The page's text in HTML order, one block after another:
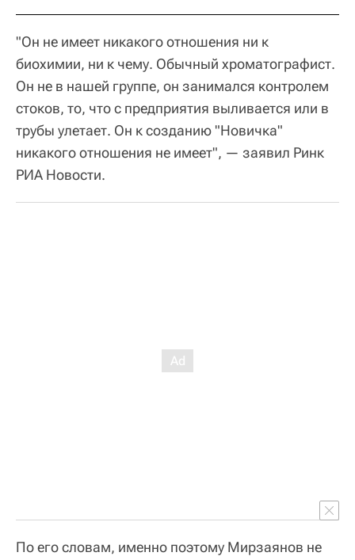
"Он не имеет никакого отношения ни к
биохимии, ни к чему. Обычный хроматографист.
Он не в нашей группе, он занимался контролем
стоков, то, что с предприятия выливается или в
трубы улетает. Он к созданию "Новичка"
никакого отношения не имеет", — заявил Ринк
РИА Новости.
По его словам, именно поэтому Мирзаянов не